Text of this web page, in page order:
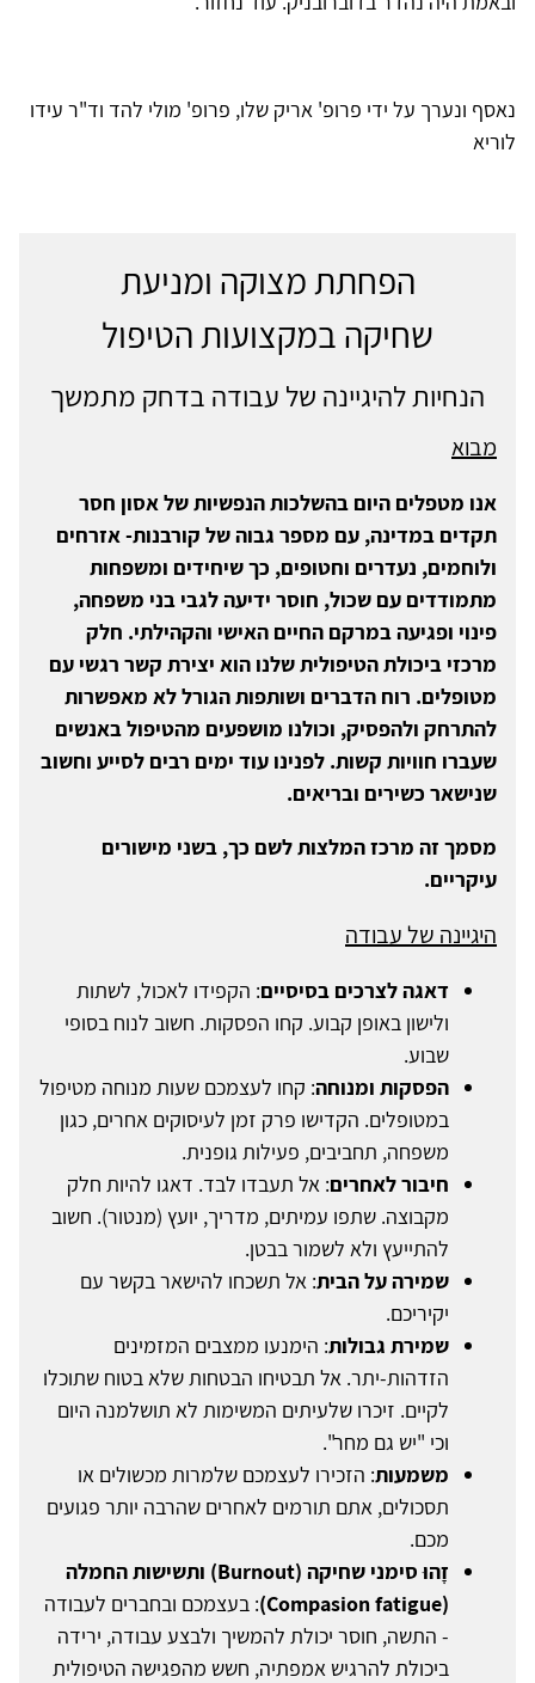
נאסף ונערך על ידי פרופ' אריק שלו, פרופ' מולי להד וד"ר עידו
לוריא
הפחתת מצוקה ומניעת
שחיקה במקצועות הטיפול
הנחיות להיגיינה של עבודה בדחק מתמשך
מבוא
אנו מטפלים היום בהשלכות הנפשיות של אסון חסר
תקדים במדינה, עם מספר גבוה של קורבנות- אזרחים
ולוחמים, נעדרים וחטופים, כך שיחידים ומשפחות
מתמודדים עם שכול, חוסר ידיעה לגבי בני משפחה,
פינוי ופגיעה במרקם החיים האישי והקהילתי. חלק
מרכזי ביכולת הטיפולית שלנו הוא יצירת קשר רגשי עם
מטופלים. רוח הדברים ושותפות הגורל לא מאפשרות
להתרחק ולהפסיק, וכולנו מושפעים מהטיפול באנשים
שעברו חוויות קשות. לפנינו עוד ימים רבים לסייע וחשוב
שנישאר כשירים ובריאים.
מסמך זה מרכז המלצות לשם כך, בשני מישורים
עיקריים.
היגיינה של עבודה
דאגה לצרכים בסיסיים: הקפידו לאכול, לשתות
ולישון באופן קבוע. קחו הפסקות. חשוב לנוח בסופי
שבוע.
הפסקות ומנוחה: קחו לעצמכם שעות מנוחה מטיפול
במטופלים. הקדישו פרק זמן לעיסוקים אחרים, כגון
משפחה, תחביבים, פעילות גופנית.
חיבור לאחרים: אל תעבדו לבד. דאגו להיות חלק
מקבוצה. שתפו עמיתים, מדריך, יועץ (מנטור). חשוב
להתייעץ ולא לשמור בבטן.
שמירה על הבית: אל תשכחו להישאר בקשר עם
יקיריכם.
שמירת גבולות: הימנעו ממצבים המזמינים
הזדהות-יתר. אל תבטיחו הבטחות שלא בטוח שתוכלו
לקיים. זיכרו שלעיתים המשימות לא תושלמנה היום
וכי "יש גם מחר".
משמעות: הזכירו לעצמכם שלמרות מכשולים או
תסכולים, אתם תורמים לאחרים שהרבה יותר פגועים
מכם.
זֶָהוּ סימני שחיקה (Burnout) ותשישות החמלה
(Compasion fatigue)
: בעצמכם ובחברים לעבודה
- התשה, חוסר יכולת להמשיך ולבצע עבודה, ירידה
ביכולת להרגיש אמפתיה, חשש מהפגישה הטיפולית